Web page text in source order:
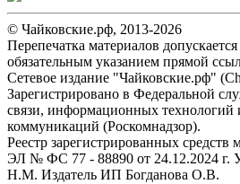
© Чайковские.рф, 2013-2026
Перепечатка материалов
обязательным указанием прямой
Сетевое издание "Чайковские.рф"
Зарегистрировано в Федеральной
связи, информационных технологий
коммуникаций (Роскомнадзор).
Реестр зарегистрированных
ЭЛ № ФС 77 - 88890 от 24.12.2024 г.
Н.М. Издатель ИП Богданова О.В.